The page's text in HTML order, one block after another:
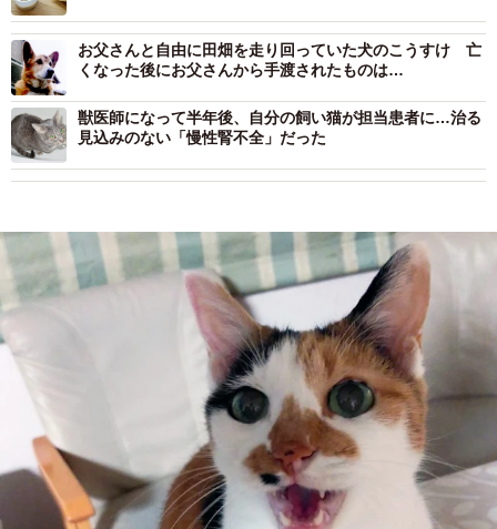
お父さんと自由に田畑を走り回っていた犬のこうすけ 亡
くなった後にお父さんから手渡されたものは…
獣医師になって半年後、自分の飼い猫が担当患者に…治る
見込みのない「慢性腎不全」だった